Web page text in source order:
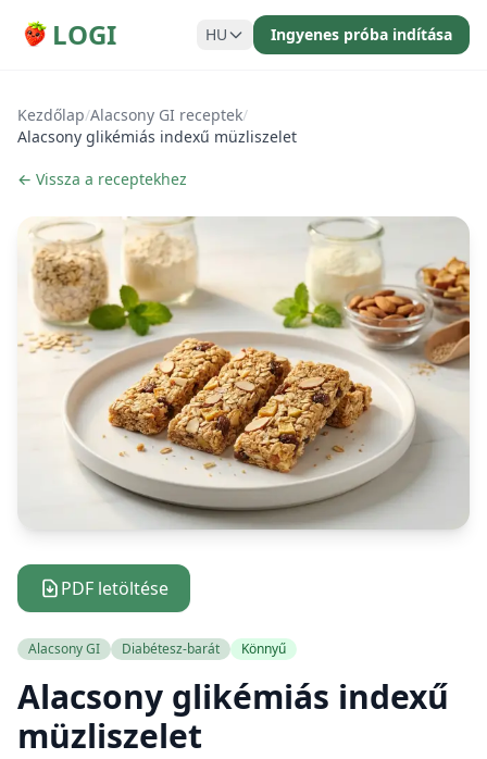
LOGI HU Ingyenes próba indítása
Kezdőlap/Alacsony GI receptek/
Alacsony glikémiás indexű müzliszelet
← Vissza a receptekhez
PDF letöltése
Alacsony GI Diabétesz-barát Könnyű
Alacsony glikémiás indexű
müzliszelet